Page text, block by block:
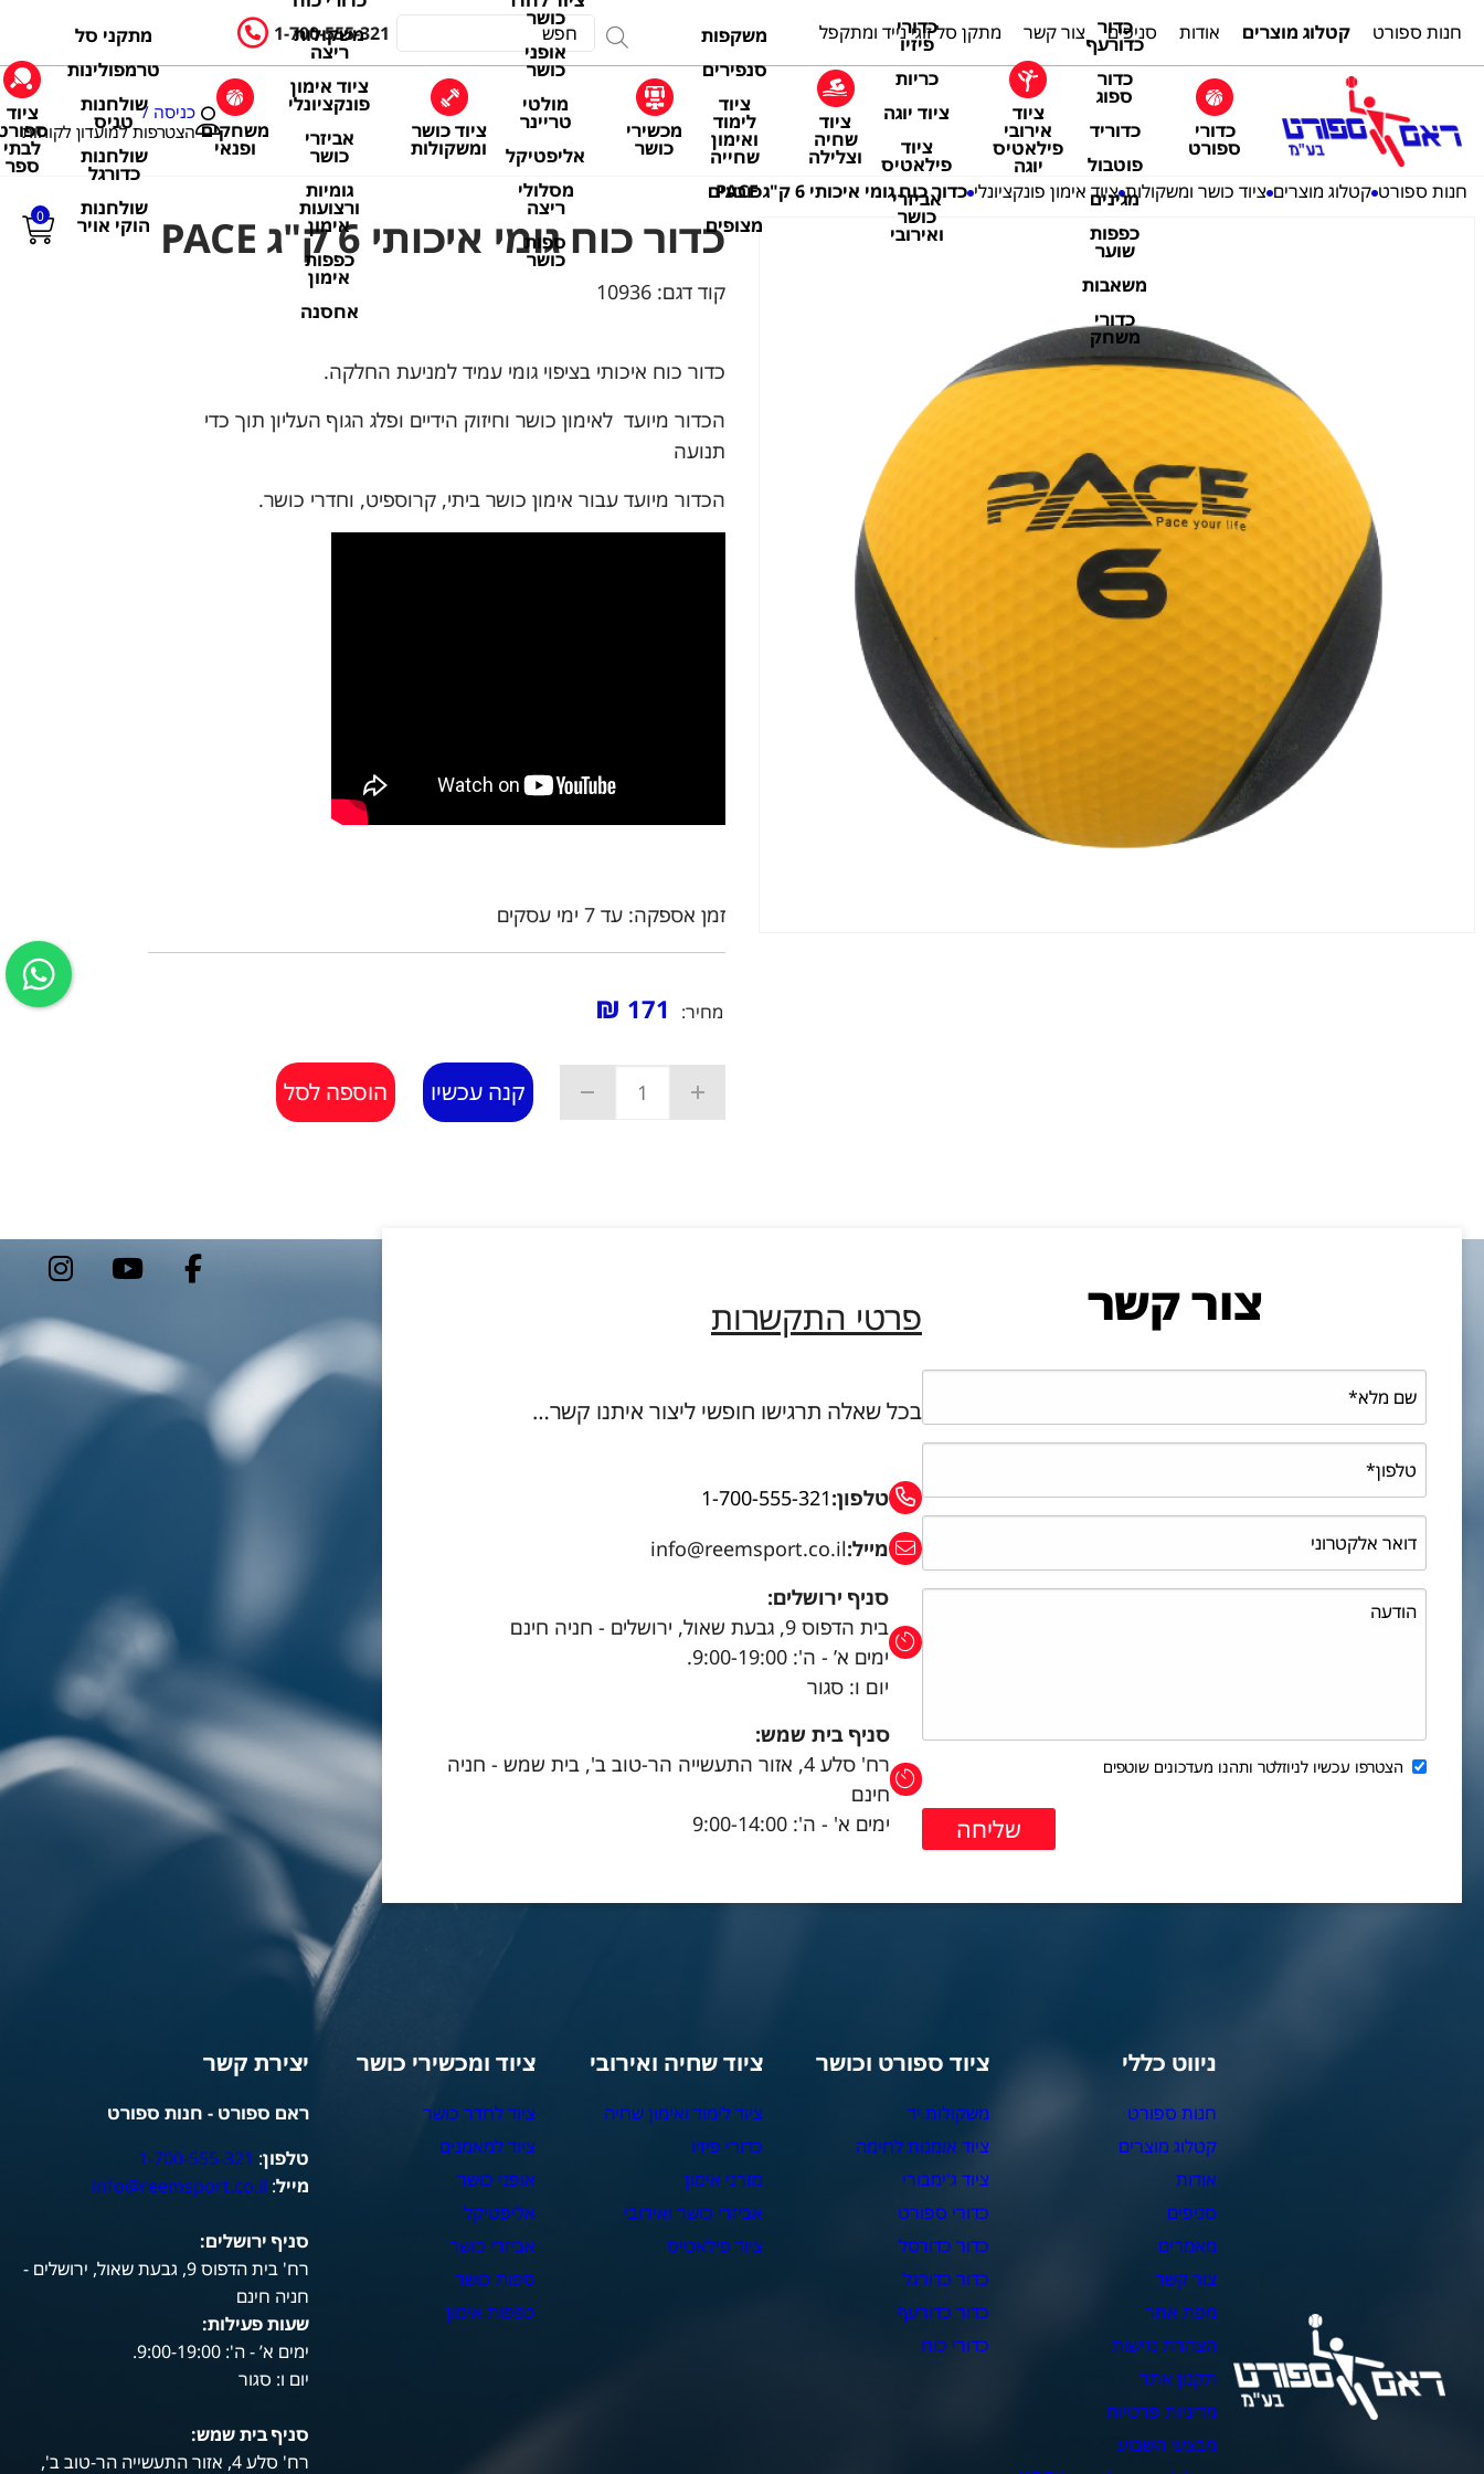
חנות ספורט קטלוג מוצרים אודות סניפים צור קשר מתקן סל זוגי נייד ומתקפל 1-700-555-321
כדורי
ספורט
כדור
כדורעף
כדור
ספוג
כדוריד
פוטבול
מגינים
כפפות
שוער
משאבות
כדורי
משחק
ציוד
אירובי
פילאטיס
יוגה
כדורי
פיזיו
כריות
ציוד יוגה
ציוד
פילאטיס
אביזרי
כושר
ואירובי
ציוד
שחיה
וצלילה
משקפות
סנפירים
ציוד
לימוד
ואימון
שחייה
כובעים
מצופים
מכשירי
כושר
כושר
אופני
כושר
מולטי
טריינר
אליפטיקל
מסלולי
ריצה
ספות
כושר
ציוד כושר
ומשקולות
משקולות
ריצה
ציוד אימון
פונקציונלי
אביזרי
כושר
גומיות
ורצועות
אימון
כפפות
אימון
אחסנה
משחקים
ופנאי
מתקני סל
טרמפולינות
שולחנות
טניס
שולחנות
כדורגל
שולחנות
הוקי אויר
ציוד
לבתי
ספר
כניסה /
הצטרפות למועדון לקוחות
0
חנות ספורט קטלוג מוצרים ציוד כושר ומשקולות ציוד אימון פונקציונלי כדור כוח גומי איכותי 6 ק"ג PACE
כדור כוח גומי איכותי 6 ק"ג PACE
קוד דגם: 10936
כדור כוח איכותי בציפוי גומי עמיד למניעת החלקה.
הכדור מיועד לאימון כושר וחיזוק הידיים ופלג הגוף העליון תוך כדי
תנועה
הכדור מיועד עבור אימון כושר ביתי, קרוספיט, וחדרי כושר.
זמן אספקה: עד 7 ימי עסקים
מחיר: 171
₪
קנה עכשיו הוספה לסל
צור קשר
הצטרפו עכשיו לניוזלטר ותהנו מעדכונים שוטפים
פרטי התקשרות
בכל שאלה תרגישו חופשי ליצור איתנו קשר…
טלפון:1-700-555-321
מייל:info@reemsport.co.il
סניף ירושלים:
בית הדפוס 9, גבעת שאול, ירושלים - חניה חינם
ימים א’ - ה': 9:00-19:00.
יום ו: סגור
סניף בית שמש:
רח' סלע 4, אזור התעשייה הר-טוב ב', בית שמש - חניה
חינם
ימים א' - ה': 9:00-14:00
ניווט כללי
חנות ספורט
קטלוג מוצרים
אודות
סניפים
מאמרים
צור קשר
מפת אתר
הצהרת נגישות
תקנון אתר
מדיניות פרטיות
מבצעי השבוע
ציוד ספורט וכושר
משקולות יד
ציוד אומנות לחימה
ציוד ג'ימבורי
כדורי ספורט
כדור כדורסל
כדור כדורגל
כדור כדורעף
כדורי כוח
ציוד שחיה ואירובי
ציוד לימוד ואימון שחיה
כדורי פיזיו
מזרני אימון
אביזרי כושר ואירובי
ציוד פילאטיס
ציוד ומכשירי כושר
ציוד לחדר כושר
ציוד למאמנים
אופני כושר
אליפטיקל
אביזרי כושר
ספות כושר
כפפות אימון
יצירת קשר
ראם ספורט - חנות ספורט
טלפון:
1-700-555-321
מייל:
info@reemsport.co.il
סניף ירושלים:
רח' בית הדפוס 9, גבעת שאול, ירושלים -
חניה חינם
שעות פעילות:
ימים א’ - ה': 9:00-19:00.
יום ו: סגור
סניף בית שמש:
רח' סלע 4, אזור התעשייה הר-טוב ב',